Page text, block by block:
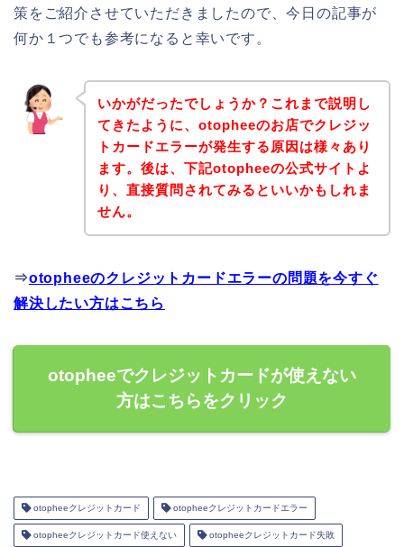
策をご紹介させていただきましたので、今日の記事が
何か１つでも参考になると幸いです。
いかがだったでしょうか？これまで説明し
てきたように、otopheeのお店でクレジッ
トカードエラーが発生する原因は様々あり
ます。後は、下記otopheeの公式サイトよ
り、直接質問されてみるといいかもしれま
せん。
⇒otopheeのクレジットカードエラーの問題を今すぐ
解決したい方はこちら
otopheeでクレジットカードが使えない
方はこちらをクリック
otopheeクレジットカード otopheeクレジットカードエラー
otopheeクレジットカード使えない otopheeクレジットカード失敗